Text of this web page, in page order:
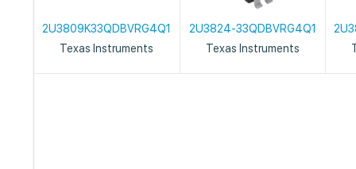
2U3809K33QDBVRG4Q1
Texas Instruments
2U3824-33QDBVRG4Q1
Texas Instruments